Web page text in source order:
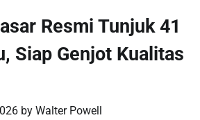
Resmi Tunjuk 41
Siap Genjot Kualitas
by Walter Powell